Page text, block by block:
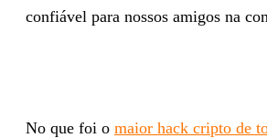
confiável para nossos amigos na
No que foi o maior hack cripto de